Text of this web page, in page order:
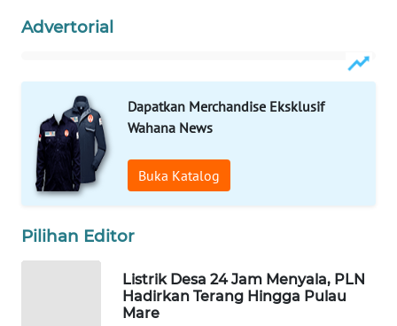
Advertorial
Dapatkan Merchandise Eksklusif
Wahana News
Buka Katalog
Pilihan Editor
Listrik Desa 24 Jam Menyala, PLN
Hadirkan Terang Hingga Pulau
Mare
WAHANA
WAHANA
SELEB
WAHANA
PERSONA
WAHANA